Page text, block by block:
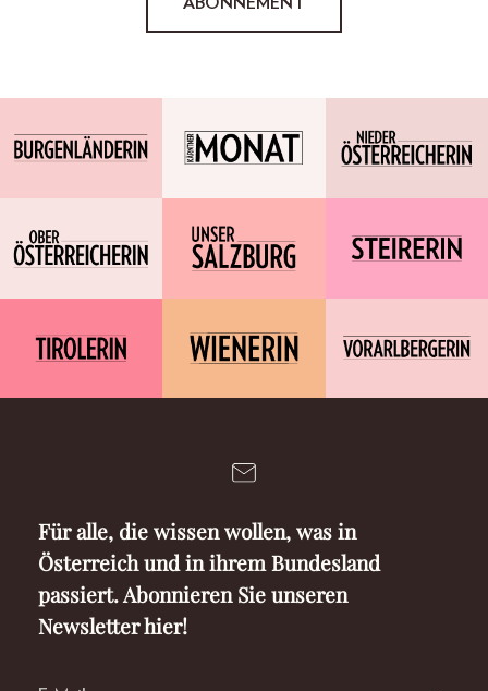
Für alle, die wissen wollen, was in
Österreich und in ihrem Bundesland
passiert. Abonnieren Sie unseren
Newsletter hier!